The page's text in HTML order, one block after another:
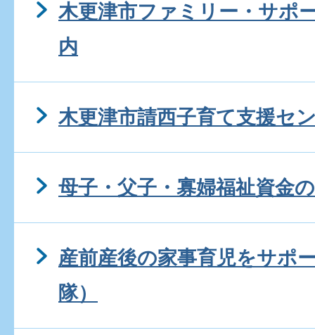
木更津市ファミリー・サポ
内
木更津市請西子育て支援セ
母子・父子・寡婦福祉資金
産前産後の家事育児をサポ
隊）